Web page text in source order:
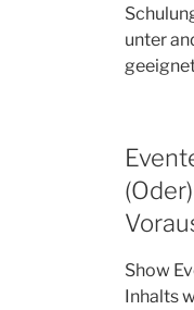
unter
Show
Inhalts